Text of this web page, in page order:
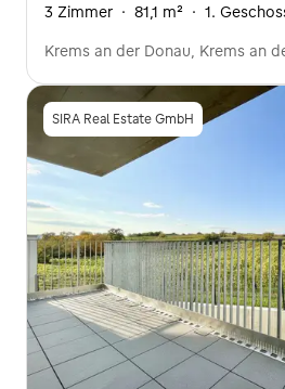
3 Zimmer · 81,1 m² · 1.
Krems an der Donau, Krems an
SIRA Real Estate GmbH